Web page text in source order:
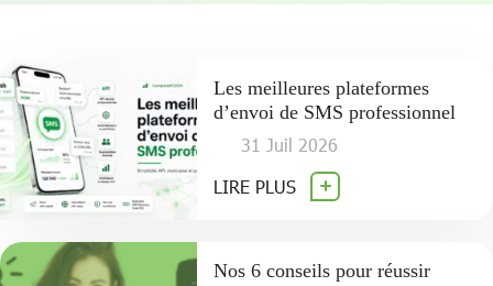
Les meilleures plateformes
d’envoi de SMS professionnel
31 Juil 2026
LIRE PLUS
Nos 6 conseils pour réussir